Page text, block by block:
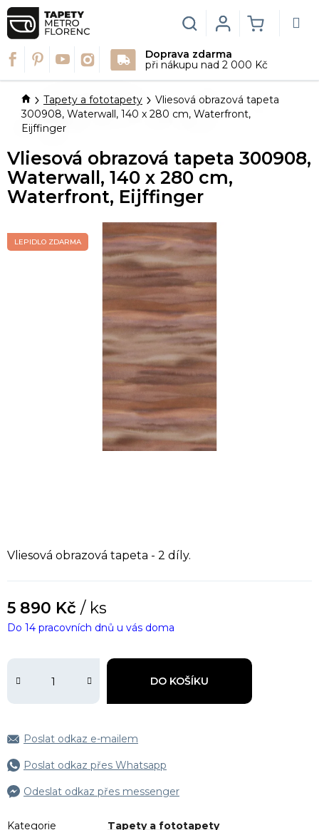
Přejít
na
obsah
Doprava zdarma
při nákupu nad 2 000 Kč
Hledat
KOŠÍK
Login
DomůTapety a fototapety
Vliesová obrazová tapeta
300908, Waterwall, 140 x 280 cm, Waterfront,
Eijffinger
Vliesová obrazová tapeta - 2 díly.
5 890 Kč / ks
DO KOŠÍKU
Do 14 pracovních dnů u vás doma
Poslat odkaz e-mailem
Poslat odkaz přes Whatsapp
Odeslat odkaz přes messenger
Kategorie
Tapety a fototapety
Vliesová obrazová tapeta 300908,
Waterwall, 140 x 280 cm,
Waterfront, Eijffinger
LEPIDLO ZDARMA